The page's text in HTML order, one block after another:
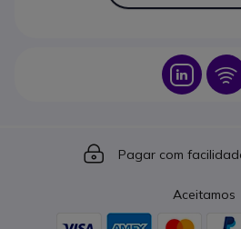
Icon
Icon
Pagar com
Aceitamos